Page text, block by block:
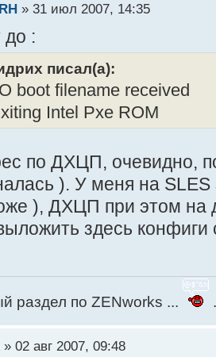
» 31 июл 2007, 14:35
до :
писал(а):
boot filename received
Intel Pxe ROM
по ДХЦП, очевидно,
). У меня на
), ДХЦП при этом на
здесь конфиги
раздел по ZENworks ...
» 02 авг 2007, 09:48